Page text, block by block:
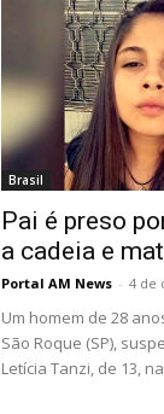
Brasil
Pai é preso
a cadeia e
Portal AM News - 4 de
Um homem de 28
São Roque (SP),
Letícia Tanzi, de 13,